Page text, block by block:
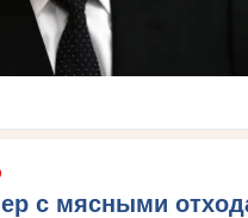
с мясными